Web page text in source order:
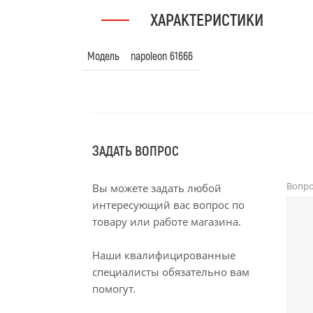
ХАРАКТЕРИСТИКИ
Модель napoleon 61666
ЗАДАТЬ ВОПРОС
Вы можете задать любой
интересующий вас вопрос по
товару или работе магазина.
Наши квалифицированные
специалисты обязательно вам
помогут.